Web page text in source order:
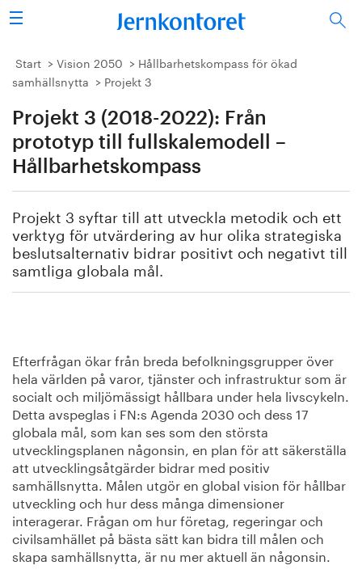
Sök
Stålindustrin
Forskning/utbildning
Vi tycker
Publicerat
Start Vision 2050
Hållbarhetskompass för ökad
samhällsnytta
Projekt 3
Projekt 3 (2018-2022): Från
prototyp till fullskalemodell –
Hållbarhetskompass
Projekt 3 syftar till att utveckla metodik och ett
verktyg för utvärdering av hur olika strategiska
beslutsalternativ bidrar positivt och negativt till
samtliga globala mål.
Efterfrågan ökar från breda befolkningsgrupper över
hela världen på varor, tjänster och infrastruktur som är
socialt och miljömässigt hållbara under hela livscykeln.
Detta avspeglas i FN:s Agenda 2030 och dess 17
globala mål, som kan ses som den största
utvecklingsplanen någonsin, en plan för att säkerställa
att utvecklingsåtgärder bidrar med positiv
samhällsnytta. Målen utgör en global vision för hållbar
utveckling och hur dess många dimensioner
interagerar. Frågan om hur företag, regeringar och
civilsamhället på bästa sätt kan bidra till målen och
skapa samhällsnytta, är nu mer aktuell än någonsin.